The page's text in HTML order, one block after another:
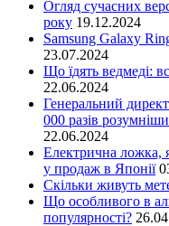
Огляд сучасних
року 19.12.2024
Samsung Galaxy
23.07.2024
Що їдять ведмеді:
22.06.2024
Генеральний
000 разів
22.06.2024
Електрична ложка,
у продаж в Японії
Скільки живуть
Що особливого в
популярності?